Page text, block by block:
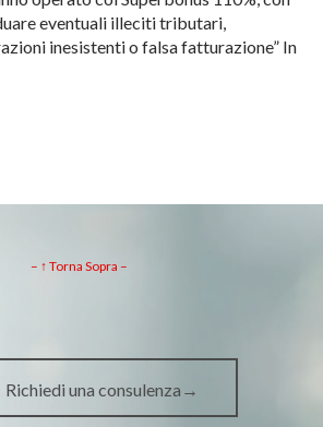
eventuali illeciti tributari,
inesistenti o falsa fatturazione” In
– ↑ Torna Sopra –
Richiedi una consulenza→